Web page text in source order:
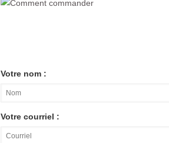
Votre nom :
Votre courriel :